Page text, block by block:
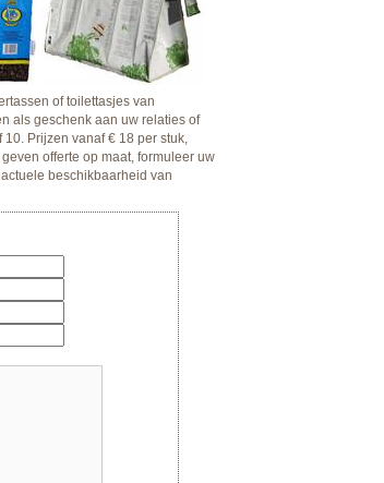
of toilettasjes van
als geschenk aan uw relaties of
Prijzen vanaf € 18 per stuk,
offerte op maat, formuleer uw
beschikbaarheid van